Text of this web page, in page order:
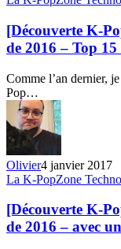
février
Pop]
Mes
chansons
K-
Pop
2016
–
Top
15
(15
11)
[Découverte K-
de 2016 – Top 15
Comme l’an dernier,
Pop…
Olivier4 janvier 2017
[Découverte
Pop]
Mon
top
La K-PopZone
[Découverte K-
de 2016 – avec